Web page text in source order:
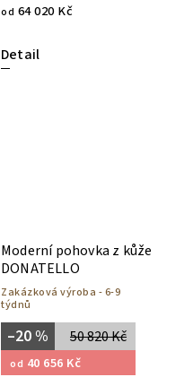
od 64 020 Kč
Detail
Moderní pohovka z kůže
DONATELLO
Zakázková výroba - 6-9
týdnů
50 820 Kč
–20 %
od 40 656 Kč